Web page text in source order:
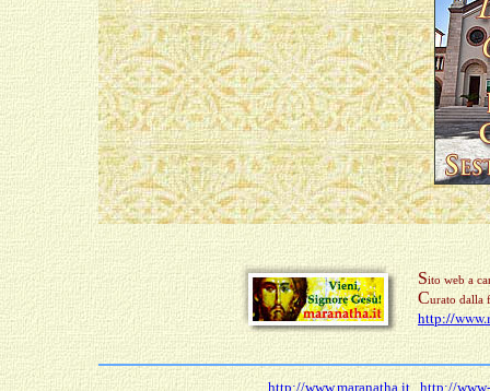
Sito web a
Curato dalla
http://
http://www.maranatha.it http://